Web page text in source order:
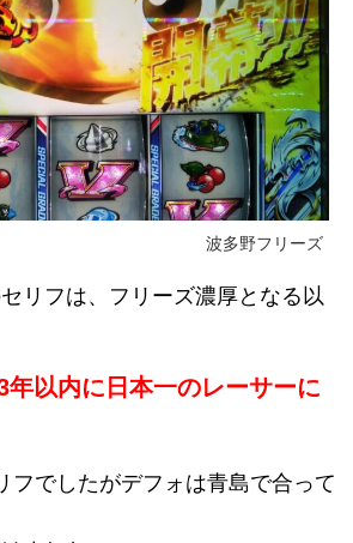
波多野フリーズ
リフは、フリーズ濃厚となる以
年以内に日本一のレーサーに
フでしたがデフォは青島で合って